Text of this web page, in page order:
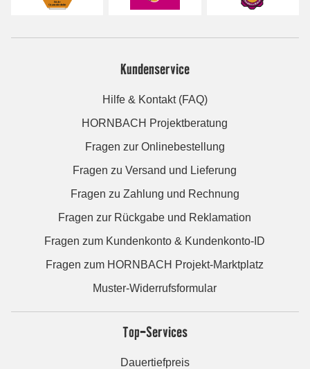
Kundenservice
Hilfe & Kontakt (FAQ)
HORNBACH Projektberatung
Fragen zur Onlinebestellung
Fragen zu Versand und Lieferung
Fragen zu Zahlung und Rechnung
Fragen zur Rückgabe und Reklamation
Fragen zum Kundenkonto & Kundenkonto-ID
Fragen zum HORNBACH Projekt-Marktplatz
Muster-Widerrufsformular
Top-Services
Dauertiefpreis